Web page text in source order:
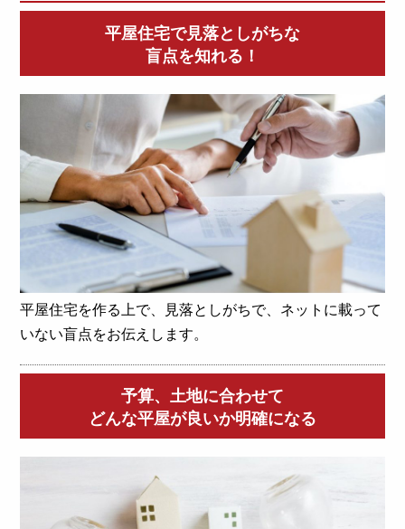
平屋住宅で見落としがちな
盲点を知れる！
平屋住宅を作る上で、見落としがちで、ネットに載って
いない盲点をお伝えします。
予算、土地に合わせて
どんな平屋が良いか明確になる